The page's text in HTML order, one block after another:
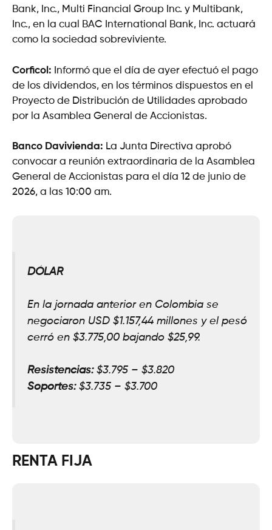
Bank, Inc., Multi Financial Group Inc. y Multibank,
Inc., en la cual BAC International Bank, Inc. actuará
como la sociedad sobreviviente.
Corficol: Informó que el día de ayer efectuó el pago
de los dividendos, en los términos dispuestos en el
Proyecto de Distribución de Utilidades aprobado
por la Asamblea General de Accionistas.
Banco Davivienda: La Junta Directiva aprobó
convocar a reunión extraordinaria de la Asamblea
General de Accionistas para el día 12 de junio de
2026, a las 10:00 am.
DÓLAR
En la jornada anterior en Colombia se
negociaron USD $1.157,44 millones y el pesó
cerró en $3.775,00 bajando $25,99.
Resistencias:$3.795 – $3.820
Soportes: $3.735 – $3.700
RENTA FIJA